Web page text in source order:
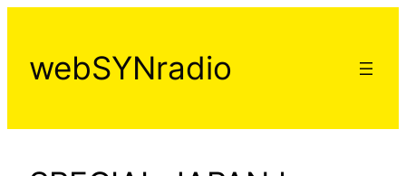
contenu
webSYNradio